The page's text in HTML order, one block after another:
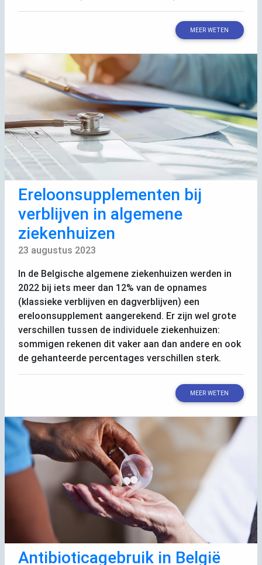
MEER WETEN
Ereloonsupplementen bij
verblijven in algemene
ziekenhuizen
23 augustus 2023
In de Belgische algemene ziekenhuizen werden in
2022 bij iets meer dan 12% van de opnames
(klassieke verblijven en dagverblijven) een
ereloonsupplement aangerekend. Er zijn wel grote
verschillen tussen de individuele ziekenhuizen:
sommigen rekenen dit vaker aan dan andere en ook
de gehanteerde percentages verschillen sterk.
MEER WETEN
Antibioticagebruik in België